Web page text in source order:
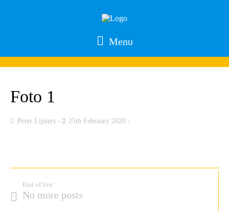
Menu
Foto 1
Peter Lijsters 25th February 2020
End of line
No more posts